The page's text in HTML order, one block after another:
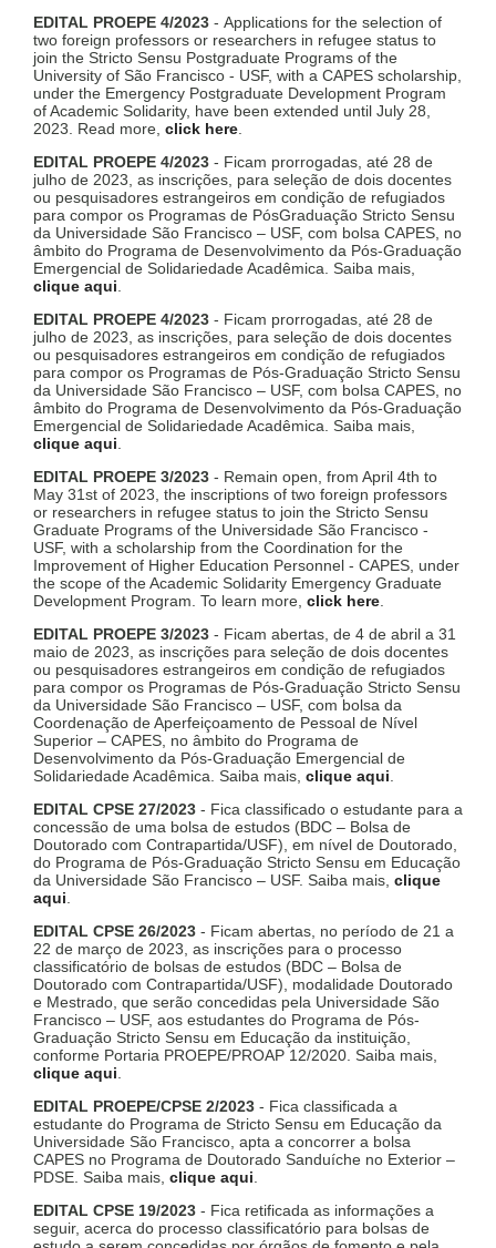
EDITAL PROEPE 4/2023 - Applications for the selection of
two foreign professors or researchers in refugee status to
join the Stricto Sensu Postgraduate Programs of the
University of São Francisco - USF, with a CAPES scholarship,
under the Emergency Postgraduate Development Program
of Academic Solidarity, have been extended until July 28,
2023. Read more, click here.
EDITAL PROEPE 4/2023 - Ficam prorrogadas, até 28 de
julho de 2023, as inscrições, para seleção de dois docentes
ou pesquisadores estrangeiros em condição de refugiados
para compor os Programas de PósGraduação Stricto Sensu
da Universidade São Francisco – USF, com bolsa CAPES, no
âmbito do Programa de Desenvolvimento da Pós-Graduação
Emergencial de Solidariedade Acadêmica. Saiba mais,
clique aqui.
EDITAL PROEPE 4/2023 - Ficam prorrogadas, até 28 de
julho de 2023, as inscrições, para seleção de dois docentes
ou pesquisadores estrangeiros em condição de refugiados
para compor os Programas de Pós-Graduação Stricto Sensu
da Universidade São Francisco – USF, com bolsa CAPES, no
âmbito do Programa de Desenvolvimento da Pós-Graduação
Emergencial de Solidariedade Acadêmica. Saiba mais,
clique aqui.
EDITAL PROEPE 3/2023 - Remain open, from April 4th to
May 31st of 2023, the inscriptions of two foreign professors
or researchers in refugee status to join the Stricto Sensu
Graduate Programs of the Universidade São Francisco -
USF, with a scholarship from the Coordination for the
Improvement of Higher Education Personnel - CAPES, under
the scope of the Academic Solidarity Emergency Graduate
Development Program. To learn more, click here.
EDITAL PROEPE 3/2023 - Ficam abertas, de 4 de abril a 31
maio de 2023, as inscrições para seleção de dois docentes
ou pesquisadores estrangeiros em condição de refugiados
para compor os Programas de Pós-Graduação Stricto Sensu
da Universidade São Francisco – USF, com bolsa da
Coordenação de Aperfeiçoamento de Pessoal de Nível
Superior – CAPES, no âmbito do Programa de
Desenvolvimento da Pós-Graduação Emergencial de
Solidariedade Acadêmica. Saiba mais, clique aqui.
EDITAL CPSE 27/2023 - Fica classificado o estudante para a
concessão de uma bolsa de estudos (BDC – Bolsa de
Doutorado com Contrapartida/USF), em nível de Doutorado,
do Programa de Pós-Graduação Stricto Sensu em Educação
da Universidade São Francisco – USF. Saiba mais, clique
aqui.
EDITAL CPSE 26/2023 - Ficam abertas, no período de 21 a
22 de março de 2023, as inscrições para o processo
classificatório de bolsas de estudos (BDC – Bolsa de
Doutorado com Contrapartida/USF), modalidade Doutorado
e Mestrado, que serão concedidas pela Universidade São
Francisco – USF, aos estudantes do Programa de Pós-
Graduação Stricto Sensu em Educação da instituição,
conforme Portaria PROEPE/PROAP 12/2020. Saiba mais,
clique aqui.
EDITAL PROEPE/CPSE 2/2023 - Fica classificada a
estudante do Programa de Stricto Sensu em Educação da
Universidade São Francisco, apta a concorrer a bolsa
CAPES no Programa de Doutorado Sanduíche no Exterior –
PDSE. Saiba mais, clique aqui.
EDITAL CPSE 19/2023 - Fica retificada as informações a
seguir, acerca do processo classificatório para bolsas de